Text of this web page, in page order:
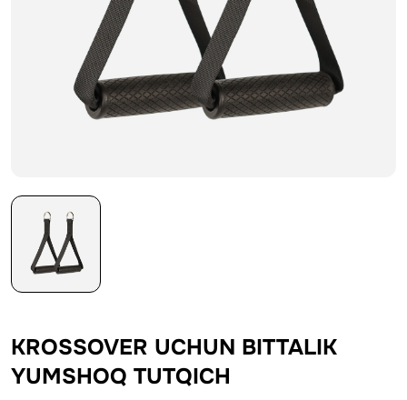
KROSSOVER UCHUN BITTALIK
YUMSHOQ TUTQICH